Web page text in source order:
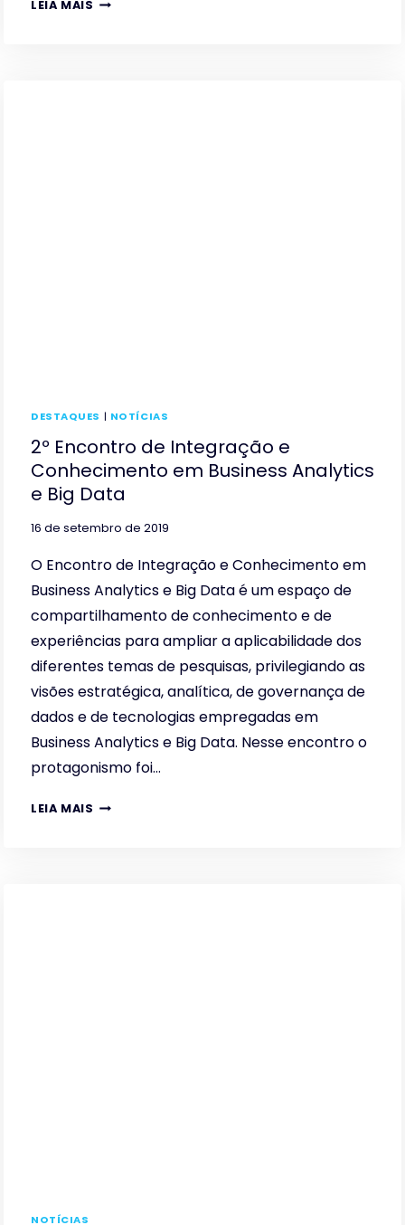
LEIA MAIS
DESTAQUES | NOTÍCIAS
2º Encontro de Integração e
Conhecimento em Business Analytics
e Big Data
16 de setembro de 2019
O Encontro de Integração e Conhecimento em
Business Analytics e Big Data é um espaço de
compartilhamento de conhecimento e de
experiências para ampliar a aplicabilidade dos
diferentes temas de pesquisas, privilegiando as
visões estratégica, analítica, de governança de
dados e de tecnologias empregadas em
Business Analytics e Big Data. Nesse encontro o
protagonismo foi…
LEIA MAIS 2º
NOTÍCIAS